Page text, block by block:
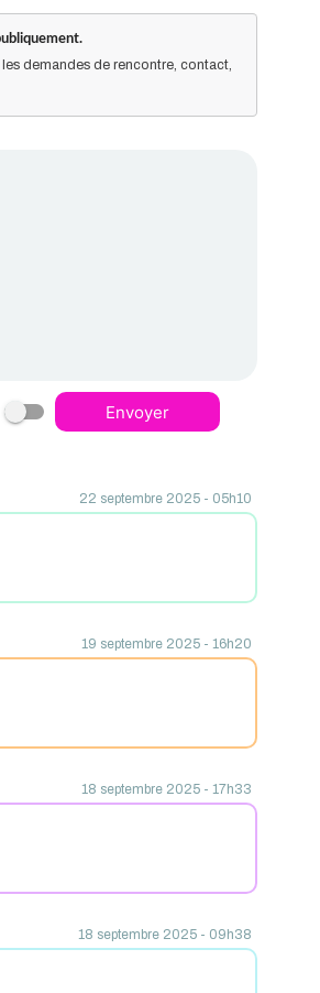
demandes de rencontre, contact,
Envoyer
22 septembre 2025 - 05h10
19 septembre 2025 - 16h20
18 septembre 2025 - 17h33
18 septembre 2025 - 09h38